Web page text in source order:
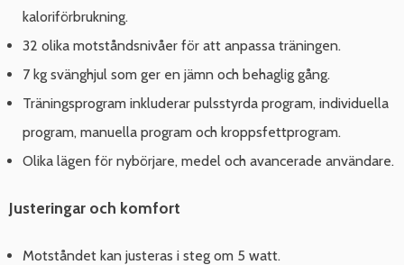
kaloriförbrukning.
32 olika motståndsnivåer för att anpassa träningen.
7 kg svänghjul som ger en jämn och behaglig gång.
Träningsprogram inkluderar pulsstyrda program, individuella
program, manuella program och kroppsfettprogram.
Olika lägen för nybörjare, medel och avancerade användare.
Justeringar och komfort
Motståndet kan justeras i steg om 5 watt.